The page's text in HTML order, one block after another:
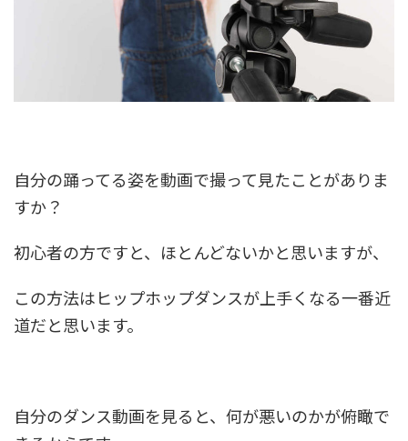
自分の踊ってる姿を動画で撮って見たことがありま
すか？
初心者の方ですと、ほとんどないかと思いますが、
この方法はヒップホップダンスが上手くなる一番近
道だと思います。
自分のダンス動画を見ると、何が悪いのかが俯瞰で